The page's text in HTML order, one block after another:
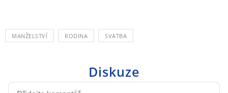
MANŽELSTVÍ RODINA SVATBA
Diskuze